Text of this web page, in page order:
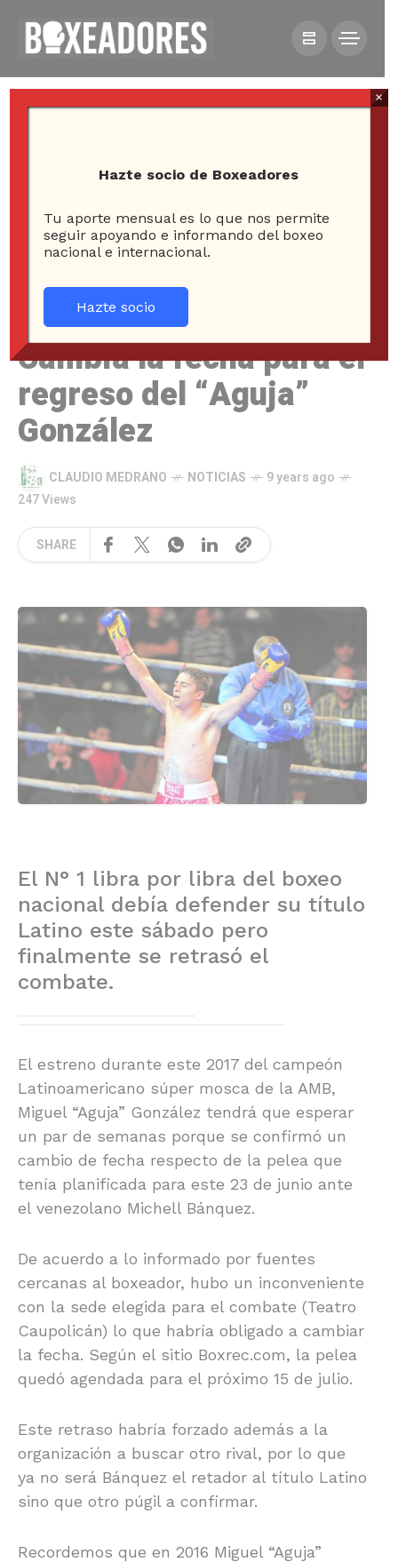
HOME
NOTICIAS
CAMBIA LA FECHA PARA EL REGRESO DEL “AGUJA”
GONZÁLEZ
Cambia la fecha para el
regreso del “Aguja”
González
CLAUDIO MEDRANO NOTICIAS
9 years ago
247 Views
SHARE
El N° 1 libra por libra del boxeo
nacional debía defender su título
Latino este sábado pero
finalmente se retrasó el
combate.
El estreno durante este 2017 del campeón
Latinoamericano súper mosca de la AMB,
Miguel “Aguja” González tendrá que esperar
un par de semanas porque se confirmó un
cambio de fecha respecto de la pelea que
tenía planificada para este 23 de junio ante
el venezolano Michell Bánquez.
De acuerdo a lo informado por fuentes
cercanas al boxeador, hubo un inconveniente
con la sede elegida para el combate (Teatro
Caupolicán) lo que habría obligado a cambiar
la fecha. Según el sitio Boxrec.com, la pelea
quedó agendada para el próximo 15 de julio.
Este retraso habría forzado además a la
organización a buscar otro rival, por lo que
ya no será Bánquez el retador al título Latino
sino que otro púgil a confirmar.
Recordemos que en 2016 Miguel “Aguja”
Hazte socio de Boxeadores
Tu aporte mensual es lo que nos permite
seguir apoyando e informando del boxeo
nacional e internacional.
Hazte socio
×